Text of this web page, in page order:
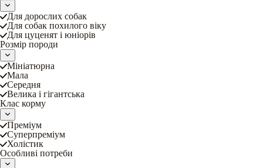
Для дорослих собак
Для собак похилого віку
Для цуценят і юніорів
Розмір породи
Мініатюрна
Мала
Середня
Велика і гігантська
Клас корму
Преміум
Суперпреміум
Холістик
Особливі потреби